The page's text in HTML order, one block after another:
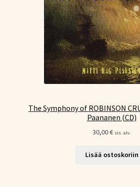
The Symphony of ROBINSON
Paananen (CD)
30,00€ sis. alv.
Lisää ostoskoriin